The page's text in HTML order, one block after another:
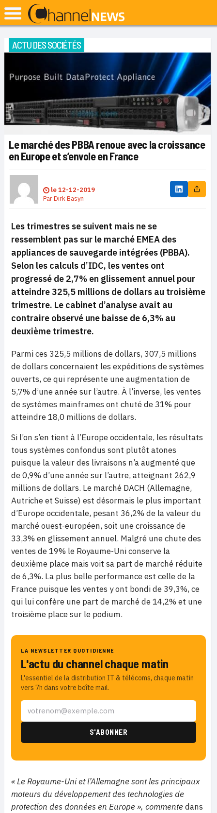
ACTU DES SOCIÉTÉS
Le marché des PBBA renoue avec la croissance
en Europe et s’envole en France
le12-12-2019
ParDirk Basyn
Les trimestres se suivent mais ne se
ressemblent pas sur le marché EMEA des
appliances de sauvegarde intégrées (PBBA).
Selon les calculs d’IDC, les ventes ont
progressé de 2,7% en glissement annuel pour
atteindre 325,5 millions de dollars au troisième
trimestre. Le cabinet d’analyse avait au
contraire observé une baisse de 6,3% au
deuxième trimestre.
Parmi ces 325,5 millions de dollars, 307,5 millions
de dollars concernaient les expéditions de systèmes
ouverts, ce qui représente une augmentation de
5,7% d’une année sur l’autre. À l’inverse, les ventes
de systèmes mainframes ont chuté de 31% pour
atteindre 18,0 millions de dollars.
Si l’on s’en tient à l’Europe occidentale, les résultats
tous systèmes confondus sont plutôt atones
puisque la valeur des livraisons n’a augmenté que
de 0,9% d’une année sur l’autre, atteignant 262,9
millions de dollars. Le marché DACH (Allemagne,
Autriche et Suisse) est désormais le plus important
d’Europe occidentale, pesant 36,2% de la valeur du
marché ouest-européen, soit une croissance de
33,3% en glissement annuel. Malgré une chute des
ventes de 19% le Royaume-Uni conserve la
deuxième place mais voit sa part de marché réduite
de 6,3%. La plus belle performance est celle de la
France puisque les ventes y ont bondi de 39,3%, ce
qui lui confère une part de marché de 14,2% et une
troisième place sur le podium.
LA NEWSLETTER QUOTIDIENNE
L'actu du channel chaque matin
L'essentiel de la distribution IT & télécoms, chaque matin
vers 7h dans votre boîte mail.
« Le Royaume-Uni et l’Allemagne sont les principaux
moteurs du développement des technologies de
protection des données en Europe », commentedans